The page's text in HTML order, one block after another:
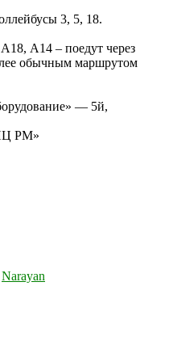
3, 5, 18.
А14 – поедут через
обычным маршрутом
— 5й,
РМ»
Narayan